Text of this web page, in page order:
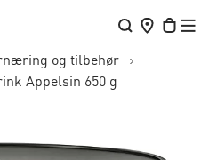
og tilbehør
Appelsin 650 g